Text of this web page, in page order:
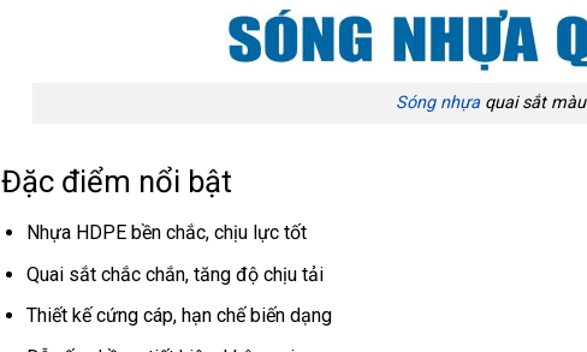
Sóng nhựaquai sắt màu
Đặc điểm nổi bật
Nhựa HDPE bền chắc, chịu lực tốt
Quai sắt chắc chắn, tăng độ chịu tải
Thiết kế cứng cáp, hạn chế biến dạng